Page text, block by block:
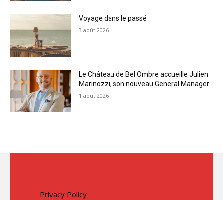
Voyage dans le passé
3 août 2026
Le Château de Bel Ombre accueille Julien
Marinozzi, son nouveau General Manager
1 août 2026
Privacy Policy